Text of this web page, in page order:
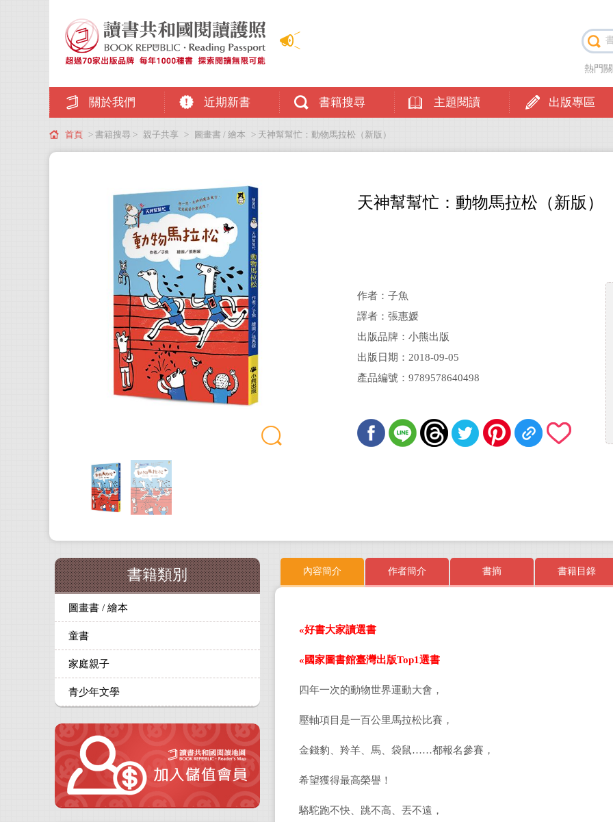
關於我們 近期新書 書籍搜尋 主題閱讀 出版專區
熱門
首頁 > 書籍搜尋 > 親子共享 > 圖畫書 / 繪本 > 天神幫幫忙：動物馬拉松（新版）
天神幫幫忙：動物馬拉松（新版）
作者：子魚
譯者：張惠媛
出版品牌：小熊出版
出版日期：2018-09-05
產品編號：9789578640498
內容簡介 作者簡介 書摘 書籍目錄
«好書大家讀選書
«國家圖書館臺灣出版Top1選書
四年一次的動物世界運動大會，
壓軸項目是一百公里馬拉松比賽，
金錢豹、羚羊、馬、袋鼠……都報名參賽，
希望獲得最高榮譽！
駱駝跑不快、跳不高、丟不遠，
書籍類別
圖畫書 / 繪本
童書
家庭親子
青少年文學